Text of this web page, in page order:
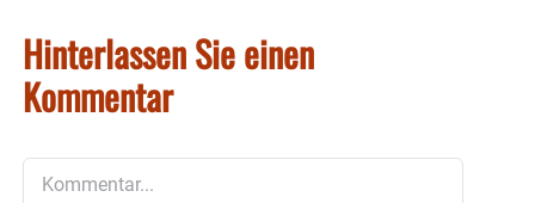
Hinterlassen Sie einen
Kommentar